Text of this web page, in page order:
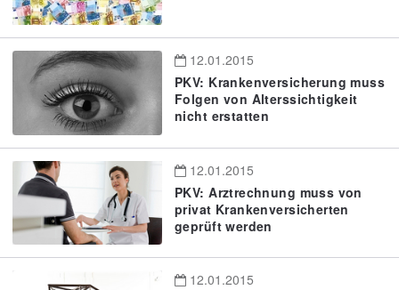
12.01.2015
PKV: Krankenversicherung muss
Folgen von Alterssichtigkeit
nicht erstatten
12.01.2015
PKV: Arztrechnung muss von
privat Krankenversicherten
geprüft werden
12.01.2015